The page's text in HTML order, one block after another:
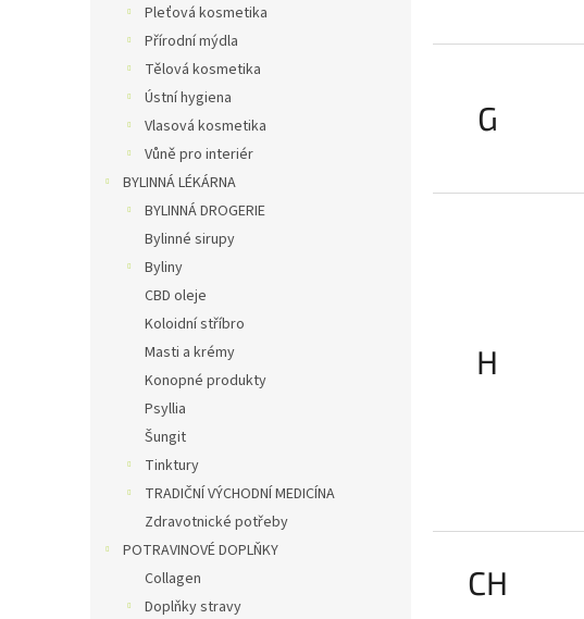
Pleťová kosmetika
Přírodní mýdla
Tělová kosmetika
Ústní hygiena
Vlasová kosmetika
Vůně pro interiér
BYLINNÁ LÉKÁRNA
BYLINNÁ DROGERIE
Bylinné sirupy
Byliny
CBD oleje
Koloidní stříbro
Masti a krémy
Konopné produkty
Psyllia
Šungit
Tinktury
TRADIČNÍ VÝCHODNÍ MEDICÍNA
Zdravotnické potřeby
POTRAVINOVÉ DOPLŇKY
Collagen
Doplňky stravy
G
H
CH